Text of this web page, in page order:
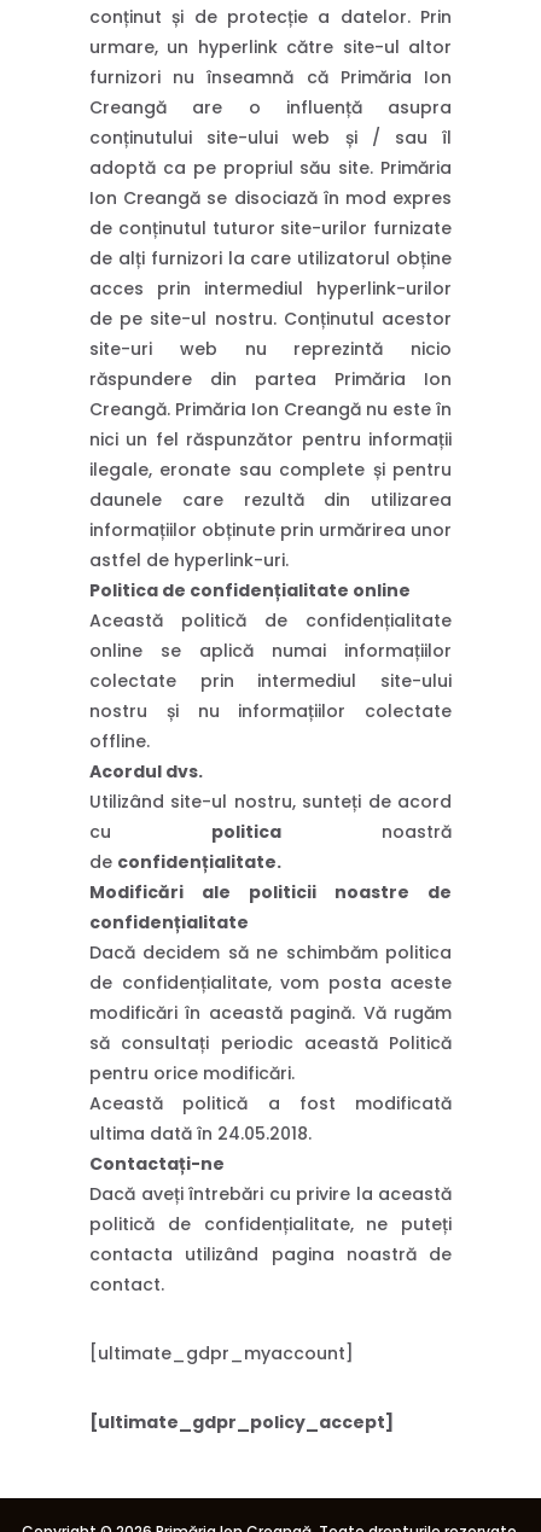
conținut și de protecție a datelor. Prin
urmare, un hyperlink către site-ul altor
furnizori nu înseamnă că Primăria Ion
Creangă are o influență asupra
conținutului site-ului web și / sau îl
adoptă ca pe propriul său site. Primăria
Ion Creangă se disociază în mod expres
de conținutul tuturor site-urilor furnizate
de alți furnizori la care utilizatorul obține
acces prin intermediul hyperlink-urilor
de pe site-ul nostru. Conținutul acestor
site-uri web nu reprezintă nicio
răspundere din partea Primăria Ion
Creangă. Primăria Ion Creangă nu este în
nici un fel răspunzător pentru informații
ilegale, eronate sau complete și pentru
daunele care rezultă din utilizarea
informațiilor obținute prin urmărirea unor
astfel de hyperlink-uri.
Politica de confidențialitate online
Această politică de confidențialitate
online se aplică numai informațiilor
colectate prin intermediul site-ului
nostru și nu informațiilor colectate
offline.
Acordul dvs.
Utilizând site-ul nostru, sunteți de acord
cu politica noastră
de confidențialitate.
Modificări ale politicii noastre de
confidențialitate
Dacă decidem să ne schimbăm politica
de confidențialitate, vom posta aceste
modificări în această pagină. Vă rugăm
să consultați periodic această Politică
pentru orice modificări.
Această politică a fost modificată
ultima dată în 24.05.2018.
Contactați-ne
Dacă aveți întrebări cu privire la această
politică de confidențialitate, ne puteți
contacta utilizând pagina noastră de
contact.
[ultimate_gdpr_myaccount]
[ultimate_gdpr_policy_accept]